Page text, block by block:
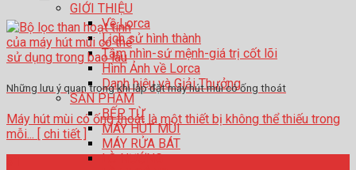
GIỚI THIỆU
Về Lorca
Lịch sử hình thành
Tầm nhìn-sứ mệnh-giá trị cốt lõi
Hình Ảnh về Lorca
Danh hiệu và Giải Thưởng
SẢN PHẨM
BẾP TỪ
MÁY HÚT MÙI
MÁY RỬA BÁT
LÒ NƯỚNG
Những lưu ý quan trọng khi lắp đặt máy hút mùi có ống thoát
Máy hút mùi có ống thoát là một thiết bị không thể thiếu trong
mỗi... [ chi tiết ]